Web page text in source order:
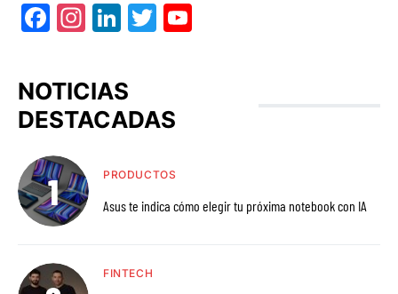
Facebook
Instagram
LinkedIn
Twitter
NOTICIAS
DESTACADAS
PRODUCTOS
Asus te indica cómo elegir tu próxima notebook con IA
FINTECH